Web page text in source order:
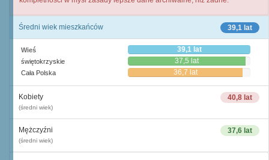
39,1 lat
Średni wiek mieszkańców
Wieś 39,1 lat
świętokrzyskie 37,5 lat
Cała Polska 36,7 lat
40,8 lat
Kobiety
(średni wiek)
37,6 lat
Mężczyźni
(średni wiek)